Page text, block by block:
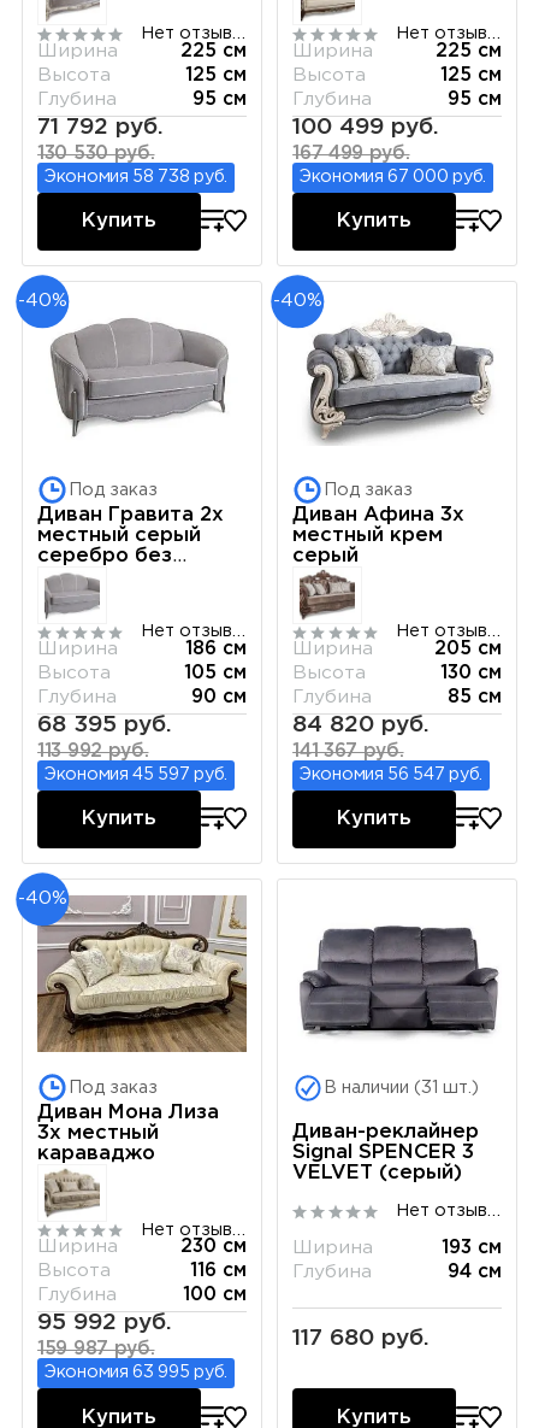
Ширина
225 см
Высота
125 см
Глубина
95 см
71 792 руб.
130 530 руб.
Экономия 58 738 руб.
Купить
Ширина
225 см
Высота
125 см
Глубина
95 см
100 499 руб.
167 499 руб.
Экономия 67 000 руб.
Купить
-40%
Под заказ
Диван Гравита 2х
местный серый
серебро без
раскладного
механизма
Ширина
186 см
Высота
105 см
Глубина
90 см
68 395 руб.
113 992 руб.
Экономия 45 597 руб.
Купить
-40%
Под заказ
Диван Афина 3х
местный крем
серый
Ширина
205 см
Высота
130 см
Глубина
85 см
84 820 руб.
141 367 руб.
Экономия 56 547 руб.
Купить
-40%
Под заказ
Диван Мона Лиза
3х местный
караваджо
Ширина
230 см
Высота
116 см
Глубина
100 см
95 992 руб.
159 987 руб.
Экономия 63 995 руб.
Купить
В наличии (31 шт.)
Диван-реклайнер
Signal SPENCER 3
VELVET (серый)
Ширина
193 см
Глубина
94 см
117 680 руб.
Купить